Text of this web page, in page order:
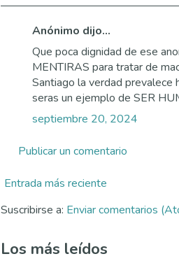
Anónimo dijo...
Que poca dignidad de ese
MENTIRAS para tratar de
Santiago la verdad
seras un ejemplo de SER
septiembre 20, 2024
Publicar un comentario
Entrada más reciente
Suscribirse a: Enviar comentarios
Los más leídos